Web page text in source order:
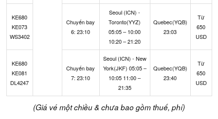
KE680
KE073
WS3402
Chuyến bay
6: 23:10
Seoul (ICN) -
Toronto(YYZ)
05:05 – 10:00
10:20 – 21:20
Quebec(YQB)
23:03
Từ
650
USD
KE680
KE081
DL4247
Chuyến bay
7: 23:10
Seoul (ICN) - New
York(JKF) 05:05 –
10:05 11:00 –
21:35
Quebec(YQB)
23:40
Từ
650
USD
(Giá vé một chiều & chưa bao gồm thuế, phí)